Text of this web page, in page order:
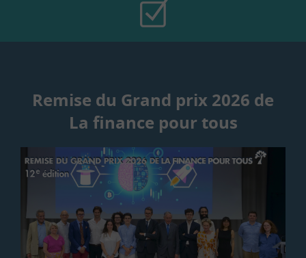
Remise du Grand prix 2026 de
La finance pour tous